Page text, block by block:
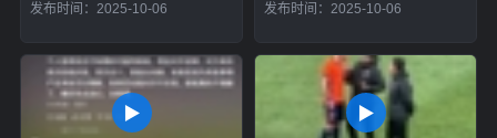
发布时间：2025-10-06 发布时间：2025-10-06